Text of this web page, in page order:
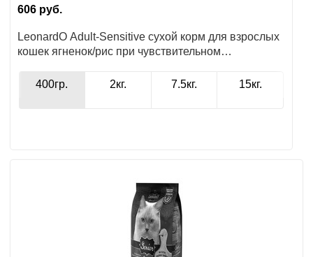
606 руб.
LeonardO Adult-Sensitive сухой корм для взрослых
кошек ягненок/рис при чувствительном
400гр.
2кг. 7.5кг. 15кг.